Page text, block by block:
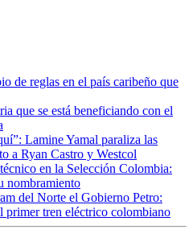
de reglas en el país caribeño que
que se está beneficiando con el
Lamine Yamal paraliza las
a Ryan Castro y Westcol
en la Selección Colombia:
nombramiento
del Norte el Gobierno Petro:
primer tren eléctrico colombiano